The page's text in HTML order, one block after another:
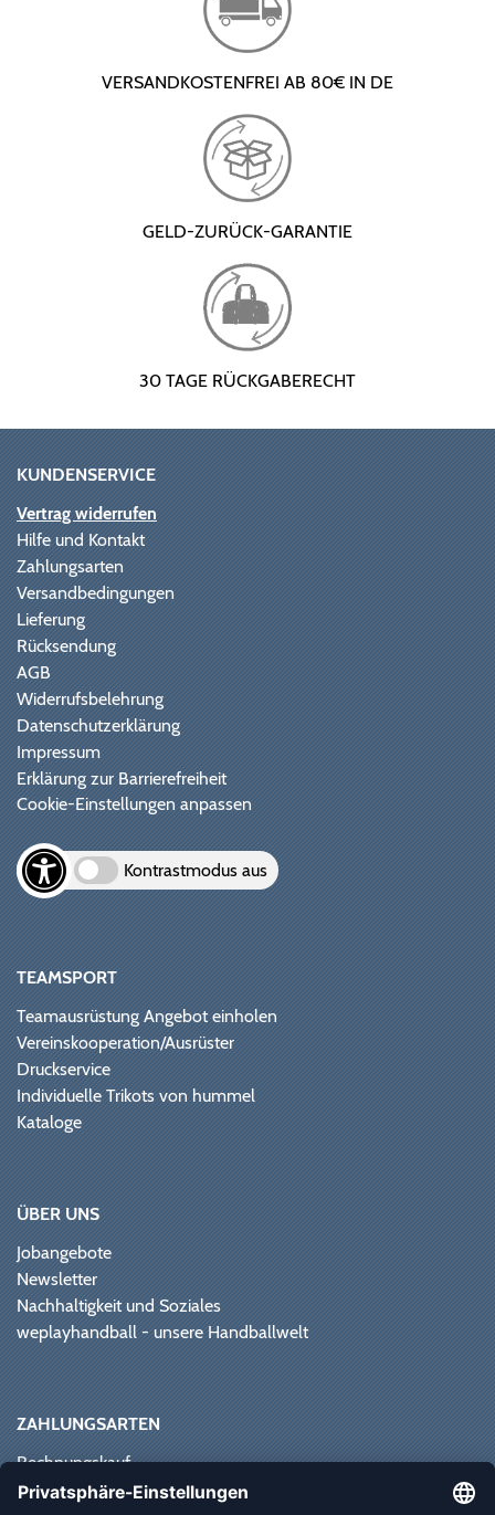
VERSANDKOSTENFREI AB 80€ IN DE
GELD-ZURÜCK-GARANTIE
30 TAGE RÜCKGABERECHT
KUNDENSERVICE
Vertrag widerrufen
Hilfe und Kontakt
Zahlungsarten
Versandbedingungen
Lieferung
Rücksendung
AGB
Widerrufsbelehrung
Datenschutzerklärung
Impressum
Erklärung zur Barrierefreiheit
Cookie-Einstellungen anpassen
Kontrastmodus aus
TEAMSPORT
Teamausrüstung Angebot einholen
Vereinskooperation/Ausrüster
Druckservice
Individuelle Trikots von hummel
Kataloge
ÜBER UNS
Jobangebote
Newsletter
Nachhaltigkeit und Soziales
weplayhandball - unsere Handballwelt
ZAHLUNGSARTEN
Rechnungskauf
Paypal